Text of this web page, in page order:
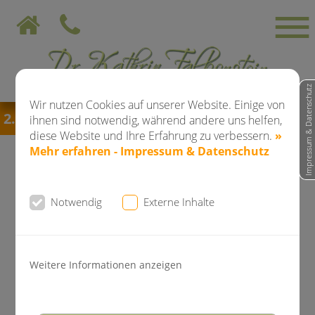
Wir nutzen Cookies auf unserer Website. Einige von
ihnen sind notwendig, während andere uns helfen,
diese Website und Ihre Erfahrung zu verbessern. »
Mehr erfahren - Impressum & Datenschutz
Notwendig Externe Inhalte
Weitere Informationen anzeigen
Impressum & Datenschutz
bis einschließlich 28.08.2026bleibt die
News der Kieferorthopädie
Moderne Kieferorthopädie bei